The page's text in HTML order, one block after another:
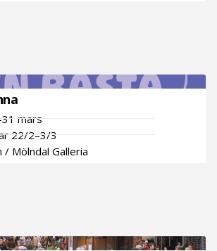
mars
22/2–3/3
Mölndal Galleria